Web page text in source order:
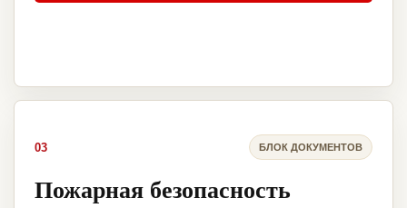
03 БЛОК ДОКУМЕНТОВ
Пожарная безопасность